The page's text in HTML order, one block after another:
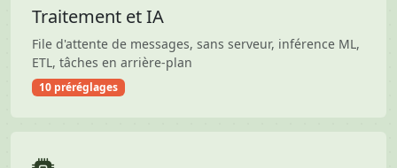
Traitement et IA
File d'attente de messages, sans serveur, inférence ML,
ETL, tâches en arrière-plan
10 préréglages